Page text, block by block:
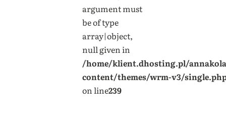
argument must
be of type
array|object,
null given in
/home/klient.dhosting.pl/
content/themes/wrm-v3/
on line239